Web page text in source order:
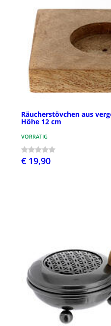
Räucherstövchen aus
Höhe 12 cm
VORRÄTIG
€ 19,90